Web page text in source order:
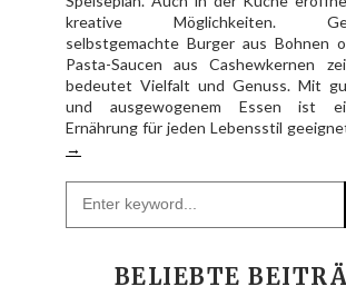
kreative Möglichkeiten.
selbstgemachte Burger aus Bohnen
Pasta-Saucen aus Cashewkernen
bedeutet Vielfalt und Genuss. Mit
und ausgewogenem Essen ist
Ernährung für jeden Lebensstil
→
BELIEBTE